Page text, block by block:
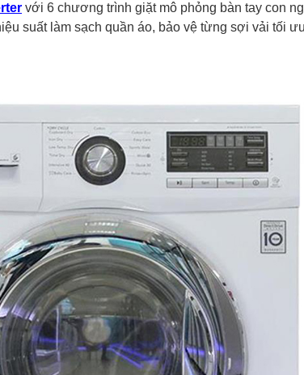
với 6 chương trình giặt mô phỏng bàn tay con
suất làm sạch quần áo, bảo vệ từng sợi vải tối